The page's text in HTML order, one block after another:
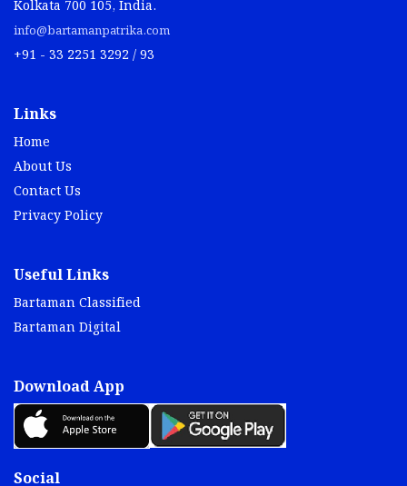
Kolkata 700 105, India.
info@bartamanpatrika.com
+91 - 33 2251 3292 / 93
Links
Home
About Us
Contact Us
Privacy Policy
Useful Links
Bartaman Classified
Bartaman Digital
Download App
Social